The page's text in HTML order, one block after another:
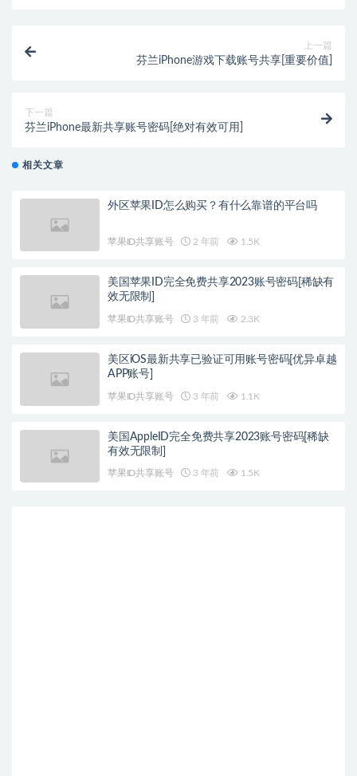
上一篇
芬兰iPhone游戏下载账号共享[重要价值]
下一篇
芬兰iPhone最新共享账号密码[绝对有效可用]
相关文章
外区苹果ID怎么购买？有什么靠谱的平台吗
苹果ID共享账号 2 年前 1.5K
美国苹果ID完全免费共享2023账号密码[稀缺有
效无限制]
苹果ID共享账号 3 年前 2.3K
美区iOS最新共享已验证可用账号密码[优异卓越
APP账号]
苹果ID共享账号 3 年前 1.1K
美国AppleID完全免费共享2023账号密码[稀缺
有效无限制]
苹果ID共享账号 3 年前 1.5K